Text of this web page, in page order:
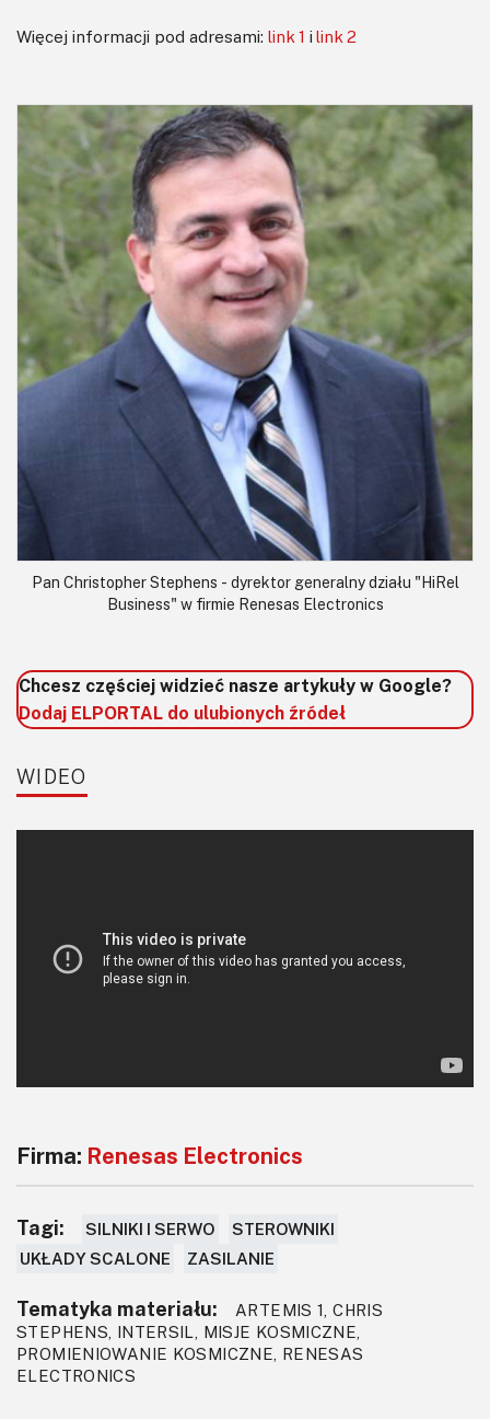
Więcej informacji pod adresami: link 1 i link 2
Pan Christopher Stephens - dyrektor generalny działu "HiRel
Business" w firmie Renesas Electronics
Chcesz częściej widzieć nasze artykuły w Google?
Dodaj ELPORTAL do ulubionych źródeł
WIDEO
Firma: Renesas Electronics
Tagi: SILNIKI I SERWO
STEROWNIKI
UKŁADY SCALONE
ZASILANIE
Tematyka materiału:
ARTEMIS 1, CHRIS
STEPHENS, INTERSIL, MISJE KOSMICZNE,
PROMIENIOWANIE KOSMICZNE, RENESAS
ELECTRONICS